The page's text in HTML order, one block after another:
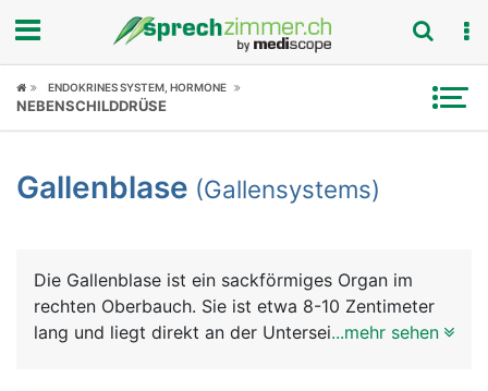
Fokus
Symptome
News
ENDOKRINES SYSTEM, HORMONE
NEBENSCHILDDRÜSE
Gallenblase (Gallensystems)
Die Gallenblase ist ein sackförmiges Organ im
rechten Oberbauch. Sie ist etwa 8-10 Zentimeter
lang und liegt direkt an der Unterseite der Leber.
...mehr sehen